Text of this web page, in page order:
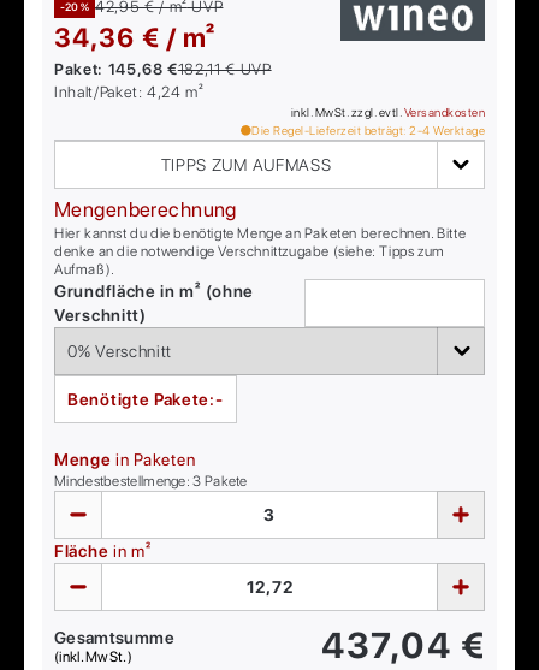
-20 % 42,95 € / m²UVP
34,36 € / m²
Paket: 145,68 €182,11 €UVP
Inhalt/Paket:4,24 m²
inkl. MwSt. zzgl. evtl. Versandkosten
Die Regel-Lieferzeit beträgt: 2-4 Werktage
TIPPS ZUM AUFMASS
Mengenberechnung
Hier kannst du die benötigte Menge an Paketen berechnen. Bitte
denke an die notwendige Verschnittzugabe (siehe: Tipps zum
Aufmaß).
Grundfläche in m² (ohne
Verschnitt)
Benötigte Pakete:-
Menge in Paketen
Mindestbestellmenge:3 Pakete
Fläche in m²
Gesamtsumme
(inkl. MwSt.) 437,04 €